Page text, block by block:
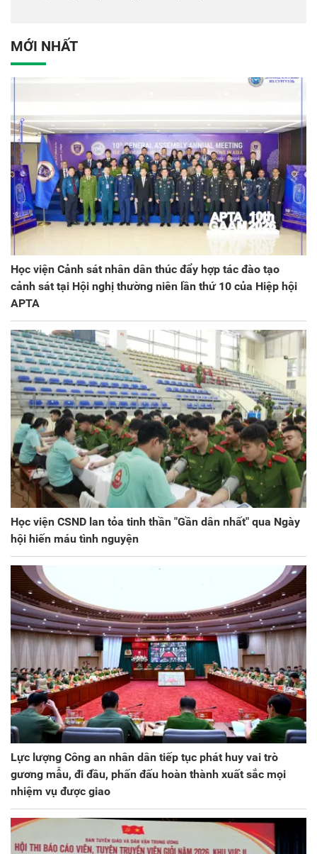
MỚI NHẤT
Học viện Cảnh sát nhân dân thúc đẩy hợp tác đào tạo
cảnh sát tại Hội nghị thường niên lần thứ 10 của Hiệp hội
APTA
Học viện CSND lan tỏa tinh thần "Gần dân nhất" qua Ngày
hội hiến máu tình nguyện
Lực lượng Công an nhân dân tiếp tục phát huy vai trò
gương mẫu, đi đầu, phấn đấu hoàn thành xuất sắc mọi
nhiệm vụ được giao